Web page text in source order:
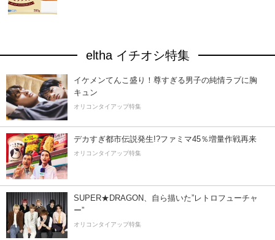
eltha イチオシ特集
イケメンてんこ盛り！尊すぎる男子の純情ラブに胸
キュン
オリコンタイアップ特集
デカすぎ都市伝説発生!?ファミマ45％増量作戦再来
オリコンタイアップ特集
SUPER★DRAGON、自ら描いた”レトロフューチャ
ー”
オリコンタイアップ特集